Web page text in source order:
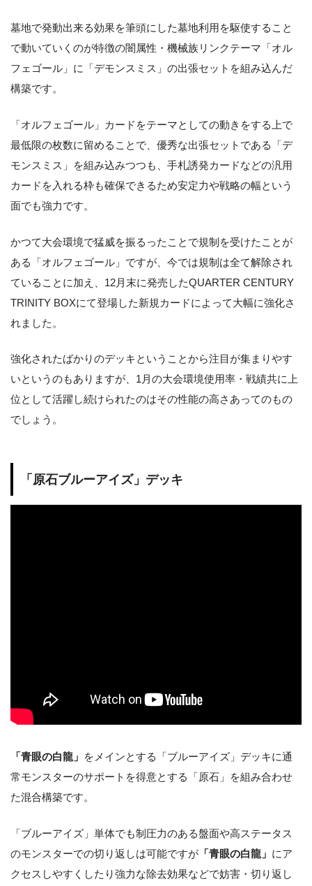
墓地で発動出来る効果を筆頭にした墓地利用を駆使すること
で動いていくのが特徴の闇属性・機械族リンクテーマ「オル
フェゴール」に「デモンスミス」の出張セットを組み込んだ
構築です。
「オルフェゴール」カードをテーマとしての動きをする上で
最低限の枚数に留めることで、優秀な出張セットである「デ
モンスミス」を組み込みつつも、手札誘発カードなどの汎用
カードを入れる枠も確保できるため安定力や戦略の幅という
面でも強力です。
かつて大会環境で猛威を振るったことで規制を受けたことが
ある「オルフェゴール」ですが、今では規制は全て解除され
ていることに加え、12月末に発売したQUARTER CENTURY
TRINITY BOXにて登場した新規カードによって大幅に強化さ
れました。
強化されたばかりのデッキということから注目が集まりやす
いというのもありますが、1月の大会環境使用率・戦績共に上
位として活躍し続けられたのはその性能の高さあってのもの
でしょう。
「原石ブルーアイズ」デッキ
「青眼の白龍」 をメインとする「ブルーアイズ」デッキに通
常モンスターのサポートを得意とする「原石」を組み合わせ
た混合構築です。
「ブルーアイズ」単体でも制圧力のある盤面や高ステータス
のモンスターでの切り返しは可能ですが 「青眼の白龍」 にア
クセスしやすくしたり強力な除去効果などで妨害・切り返し